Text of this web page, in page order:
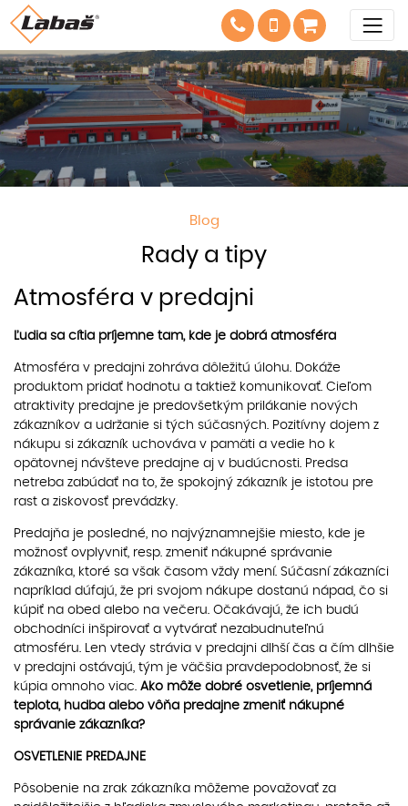
Blog
Rady a tipy
Atmosféra v predajni
Ľudia sa cítia príjemne tam, kde je dobrá atmosféra
Atmosféra v predajni zohráva dôležitú úlohu. Dokáže
produktom pridať hodnotu a taktiež komunikovať. Cieľom
atraktivity predajne je predovšetkým prilákanie nových
zákazníkov a udržanie si tých súčasných. Pozitívny dojem z
nákupu si zákazník uchováva v pamäti a vedie ho k
opätovnej návšteve predajne aj v budúcnosti. Predsa
netreba zabúdať na to, že spokojný zákazník je istotou pre
rast a ziskovosť prevádzky.
Predajňa je posledné, no najvýznamnejšie miesto, kde je
možnosť ovplyvniť, resp. zmeniť nákupné správanie
zákazníka, ktoré sa však časom vždy mení. Súčasní zákazníci
napríklad dúfajú, že pri svojom nákupe dostanú nápad, čo si
kúpiť na obed alebo na večeru. Očakávajú, že ich budú
obchodníci inšpirovať a vytvárať nezabudnuteľnú
atmosféru. Len vtedy strávia v predajni dlhší čas a čím dlhšie
v predajni ostávajú, tým je väčšia pravdepodobnosť, že si
kúpia omnoho viac. Ako môže dobré osvetlenie, príjemná
teplota, hudba alebo vôňa predajne zmeniť nákupné
správanie zákazníka?
OSVETLENIE PREDAJNE
Pôsobenie na zrak zákazníka môžeme považovať za